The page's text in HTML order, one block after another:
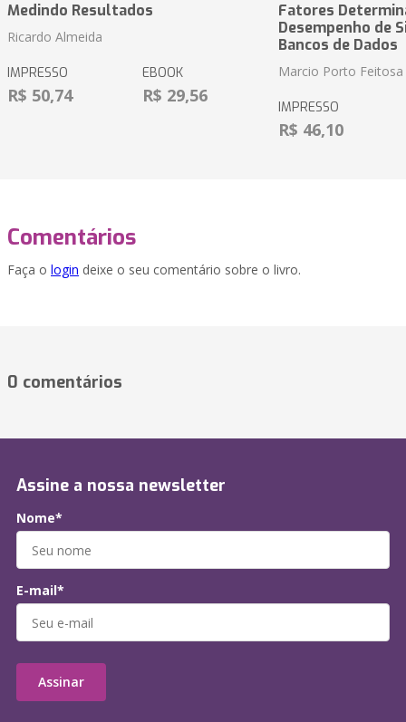
Medindo Resultados
Ricardo Almeida
IMPRESSO
R$ 50,74
EBOOK
R$ 29,56
Fatores
Desempenho de
Bancos de Dados
Marcio Porto Feitosa
IMPRESSO
R$ 46,10
Comentários
Faça o login deixe o seu comentário sobre o livro.
0 comentários
Assine a nossa newsletter
Nome*
E-mail*
Assinar